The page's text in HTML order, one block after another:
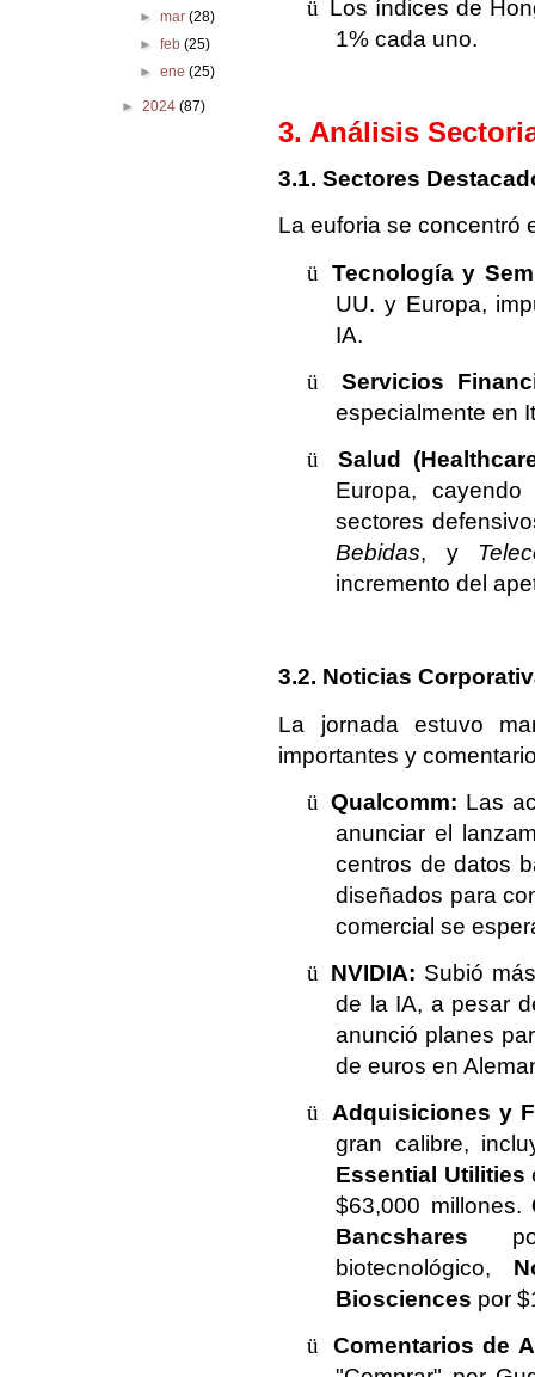
ü
Los índices de
1% cada uno.
3. Análisis
3.1. Sectores
La euforia se concentró
ü
Tecnología y
UU. y Europa,
IA.
ü
Servicios
especialmente en
ü
Salud
Europa,
sectores
Bebidas, y
incremento del
3.2. Noticias
La jornada estuvo
importantes y
ü Qualcomm: Las
anunciar el
centros de datos
diseñados para
comercial se
ü
NVIDIA: Subió
de la IA, a pesar
anunció planes
de euros en
ü
Adquisiciones y
gran calibre,
Essential Utilities
$63,000 millones.
Bancshares
biotecnológico,
Biosciences por
ü
Comentarios de
► mar (28)
► feb (25)
► ene (25)
►2024(87)